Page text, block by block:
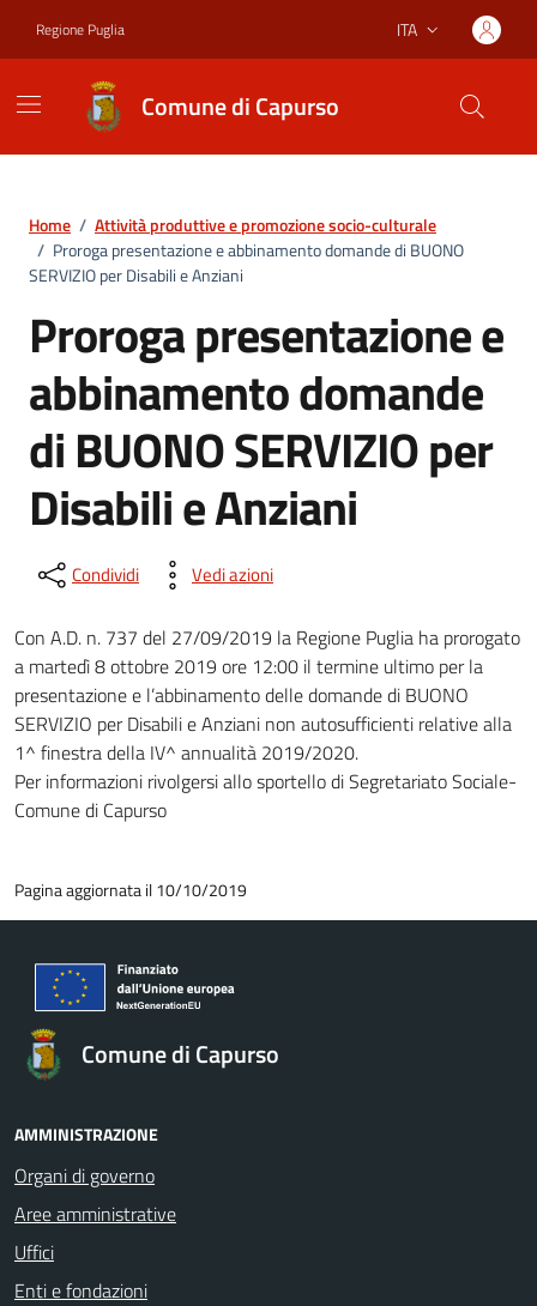
Regione Puglia Lingua attiva:
ITA
Comune di Capurso
Home / Attività produttive e promozione socio-culturale
/ Proroga presentazione e abbinamento domande di BUONO
SERVIZIO per Disabili e Anziani
Proroga presentazione e
abbinamento domande
di BUONO SERVIZIO per
Disabili e Anziani
Condividi Vedi azioni
Con A.D. n. 737 del 27/09/2019 la Regione Puglia ha prorogato
a martedì 8 ottobre 2019 ore 12:00 il termine ultimo per la
presentazione e l’abbinamento delle domande di BUONO
SERVIZIO per Disabili e Anziani non autosufficienti relative alla
1^ finestra della IV^ annualità 2019/2020.
Per informazioni rivolgersi allo sportello di Segretariato Sociale-
Comune di Capurso
Pagina aggiornata il 10/10/2019
Comune di Capurso
AMMINISTRAZIONE
Organi di governo
Aree amministrative
Uffici
Enti e fondazioni